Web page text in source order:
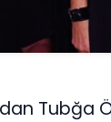
Tubğa